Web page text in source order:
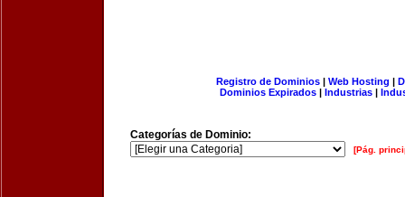
Registro de Dominios| Web Hosting |
Dominios Expirados | Industrias |
Categorías de Dominio:
[Pág.